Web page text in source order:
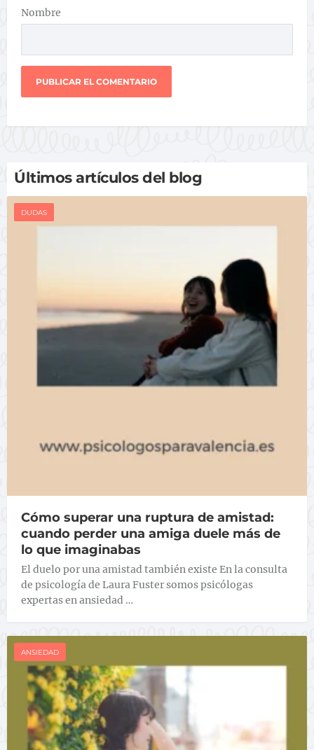
Nombre
Últimos artículos del blog
DUDAS
Cómo superar una ruptura de amistad:
cuando perder una amiga duele más de
lo que imaginabas
El duelo por una amistad también existe En la consulta
de psicología de Laura Fuster somos psicólogas
expertas en ansiedad …
ANSIEDAD